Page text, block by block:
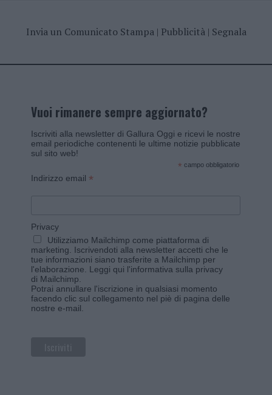
Invia un Comunicato Stampa| Pubblicità| Segnala
Vuoi rimanere sempre aggiornato?
Iscriviti alla newsletter di Gallura Oggi e ricevi le nostre
email periodiche contenenti le ultime notizie pubblicate
sul sito web!
* campo obbligatorio
Indirizzo email *
Privacy
Utilizziamo Mailchimp come piattaforma di
marketing. Iscrivendoti alla newsletter accetti che le
tue informazioni siano trasferite a Mailchimp per
l'elaborazione. Leggi qui l'informativa sulla privacy
di Mailchimp
Potrai annullare l'iscrizione in qualsiasi momento
facendo clic sul collegamento nel piè di pagina delle
nostre e-mail.